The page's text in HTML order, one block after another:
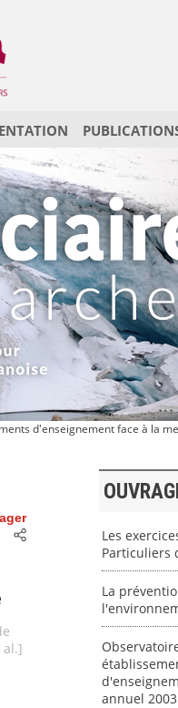
d'enseignement face à la
al.]
Les
Particuliers
La
annuel 2003